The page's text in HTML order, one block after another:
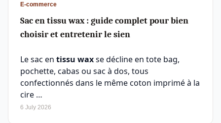
E-commerce
Sac en tissu wax : guide complet pour bien
choisir et entretenir le sien
Le sac en tissu waxse décline en tote bag,
pochette, cabas ou sac à dos, tous
confectionnés dans le même coton imprimé à la
cire …
6 July 2026